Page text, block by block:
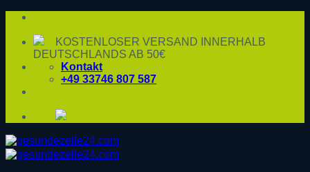
Zum
springen KOSTENLOSER VERSAND INNERHALB
DEUTSCHLANDS AB 50€
Kontakt
+49 33746 807 587